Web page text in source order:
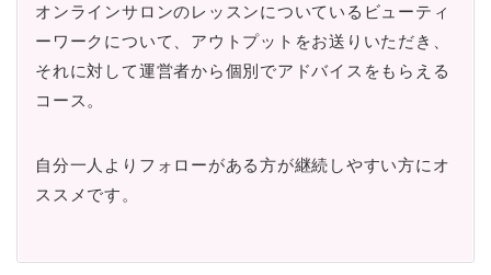
オンラインサロンのレッスンについているビューティ
ーワークについて、アウトプットをお送りいただき、
それに対して運営者から個別でアドバイスをもらえる
コース。
自分一人よりフォローがある方が継続しやすい方にオ
ススメです。